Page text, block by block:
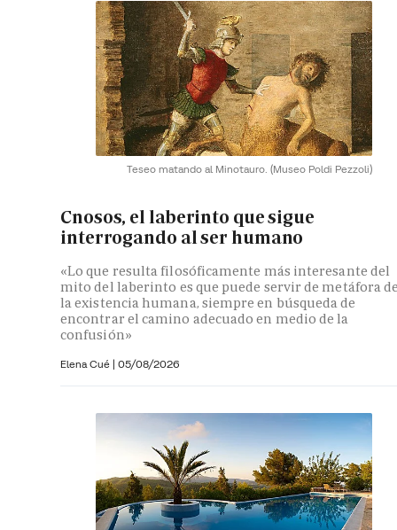
Teseo matando al Minotauro. (Museo Poldi Pezzoli)
Cnosos, el laberinto que sigue
interrogando al ser humano
«Lo que resulta filosóficamente más interesante del
mito del laberinto es que puede servir de metáfora
la existencia humana, siempre en búsqueda de
encontrar el camino adecuado en medio de la
confusión»
Elena Cué | 05/08/2026